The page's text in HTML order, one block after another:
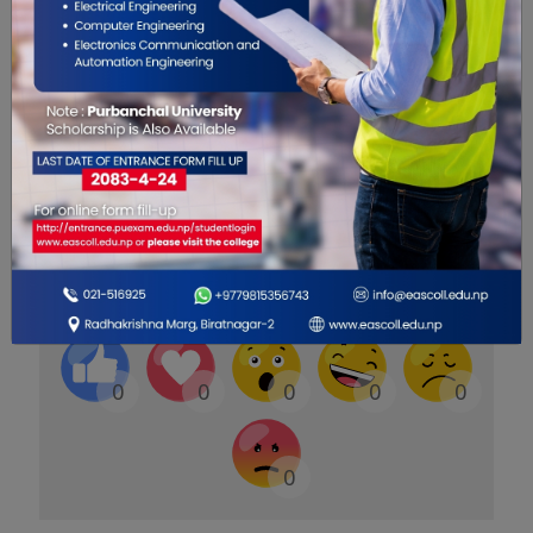
तर्फबाट खर्च गर्ने जिम्मेवार पदाधिकारी तोकी निजको नाम
नामेसीसहितको विवरण दस दिनभित्र आयोगमा
पठाउनुपर्नेछ ।रासस
यो खबर पढेर तपाईलाई कस्तो महसुस
भयो ?
0 0 0 0 0
0